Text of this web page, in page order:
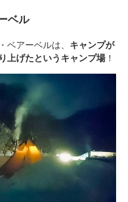
ベル
アーベルは、 キャンプが
上げたというキャンプ場！